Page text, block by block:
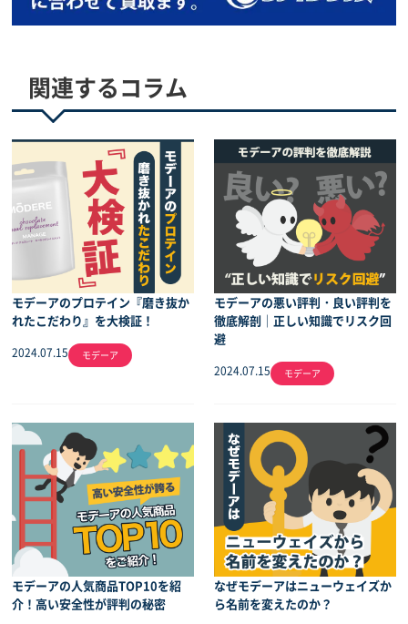
予約買取、複数点で
関連するコラム
モデーアのプロテイン『磨き抜か
れたこだわり』を大検証！
2024.07.15 モデーア
モデーアの悪い評判・良い評判を
徹底解剖｜正しい知識でリスク回
避
2024.07.15 モデーア
モデーアの人気商品TOP10を紹
介！高い安全性が評判の秘密
なぜモデーアはニューウェイズか
ら名前を変えたのか？